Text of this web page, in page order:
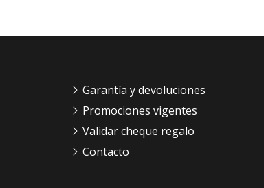
Garantía y devoluciones
Promociones vigentes
Validar cheque regalo
Contacto